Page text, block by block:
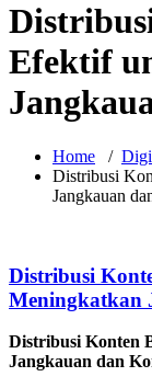
Efektif
Home /
Distribusi
Jangkauan
Distribusi
Meningkatkan
Distribusi Konten
Jangkauan dan